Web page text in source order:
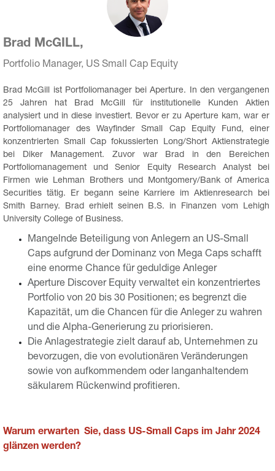
Brad McGILL,
Portfolio Manager, US Small Cap Equity
Brad McGill ist Portfoliomanager bei Aperture. In den vergangenen
25 Jahren hat Brad McGill für institutionelle Kunden Aktien
analysiert und in diese investiert. Bevor er zu Aperture kam, war er
Portfoliomanager des Wayfinder Small Cap Equity Fund, einer
konzentrierten Small Cap fokussierten Long/Short Aktienstrategie
bei Diker Management. Zuvor war Brad in den Bereichen
Portfoliomanagement und Senior Equity Research Analyst bei
Firmen wie Lehman Brothers und Montgomery/Bank of America
Securities tätig. Er begann seine Karriere im Aktienresearch bei
Smith Barney. Brad erhielt seinen B.S. in Finanzen vom Lehigh
University College of Business.
Mangelnde Beteiligung von Anlegern an US-Small
Caps aufgrund der Dominanz von Mega Caps schafft
eine enorme Chance für geduldige Anleger
Aperture Discover Equity verwaltet ein konzentriertes
Portfolio von 20 bis 30 Positionen; es begrenzt die
Kapazität, um die Chancen für die Anleger zu wahren
und die Alpha-Generierung zu priorisieren.
Die Anlagestrategie zielt darauf ab, Unternehmen zu
bevorzugen, die von evolutionären Veränderungen
sowie von aufkommendem oder langanhaltendem
säkularem Rückenwind profitieren.
Warum erwarten Sie, dass US-Small Caps im Jahr 2024
glänzen werden?